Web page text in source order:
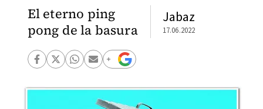
El eterno ping
pong de la basura
Jabaz
17.06.2022